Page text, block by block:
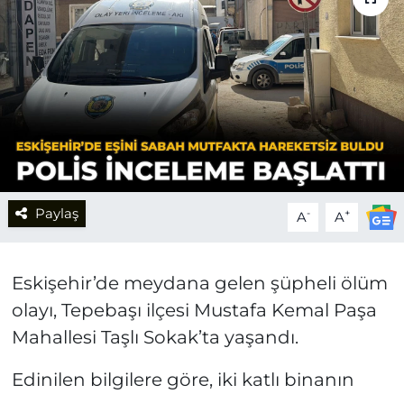
Paylaş A- A+
Eskişehir’de meydana gelen şüpheli ölüm
olayı, Tepebaşı ilçesi Mustafa Kemal Paşa
Mahallesi Taşlı Sokak’ta yaşandı.
Edinilen bilgilere göre, iki katlı binanın